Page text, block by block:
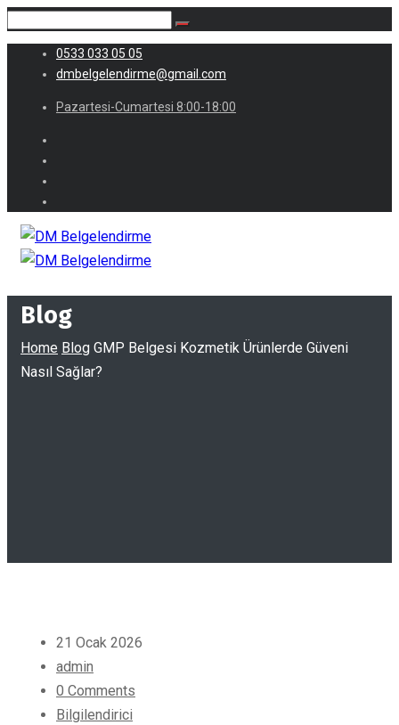
0533 033 05 05
dmbelgelendirme@gmail.com
Pazartesi-Cumartesi 8:00-18:00
Blog
Home Blog GMP Belgesi Kozmetik Ürünlerde Güveni
Nasıl Sağlar?
21 Ocak 2026
admin
0 Comments
Bilgilendirici